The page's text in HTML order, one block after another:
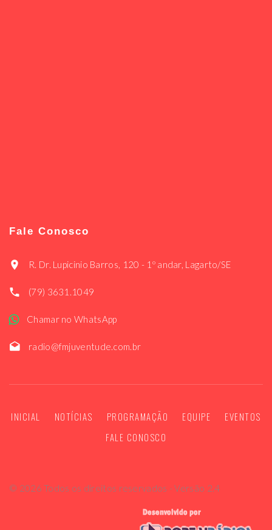
Fale Conosco
R. Dr. Lupicinio Barros, 120 - 1º andar, Lagarto/SE
(79) 3631.1049
Chamar no WhatsApp
radio@fmjuventude.com.br
INICIAL NOTÍCIAS PROGRAMAÇÃO EQUIPE
EVENTOS
FALE CONOSCO
© 2026 Todos os direitos reservados - Versão 2.4